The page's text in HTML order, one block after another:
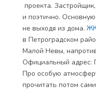
проекта.
и поэтично.
не выходя из дома.
в Петроградском
Малой Невы,
Официальный адрес:
Про особую
прочитать потом